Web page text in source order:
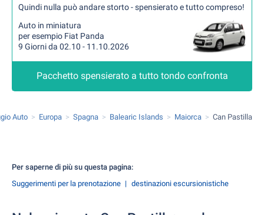
Quindi nulla può andare storto - spensierato e tutto compreso!
Auto in miniatura
per esempio Fiat Panda
9 Giorni da 02.10 - 11.10.2026
Pacchetto spensierato a tutto tondo confronta
Auto Europa Spagna Balearic Islands Maiorca Can Pastilla
Per saperne di più su questa pagina:
Suggerimenti per la prenotazione
destinazioni escursionistiche